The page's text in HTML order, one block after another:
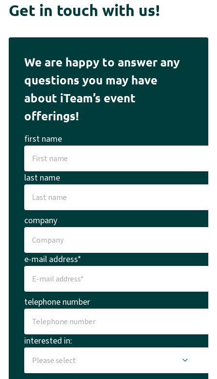
Get in touch with us!
We are happy to answer any
questions you may have
about iTeam’s event
offerings!
first name
last name
company
e-mail address*
telephone number
interested in: